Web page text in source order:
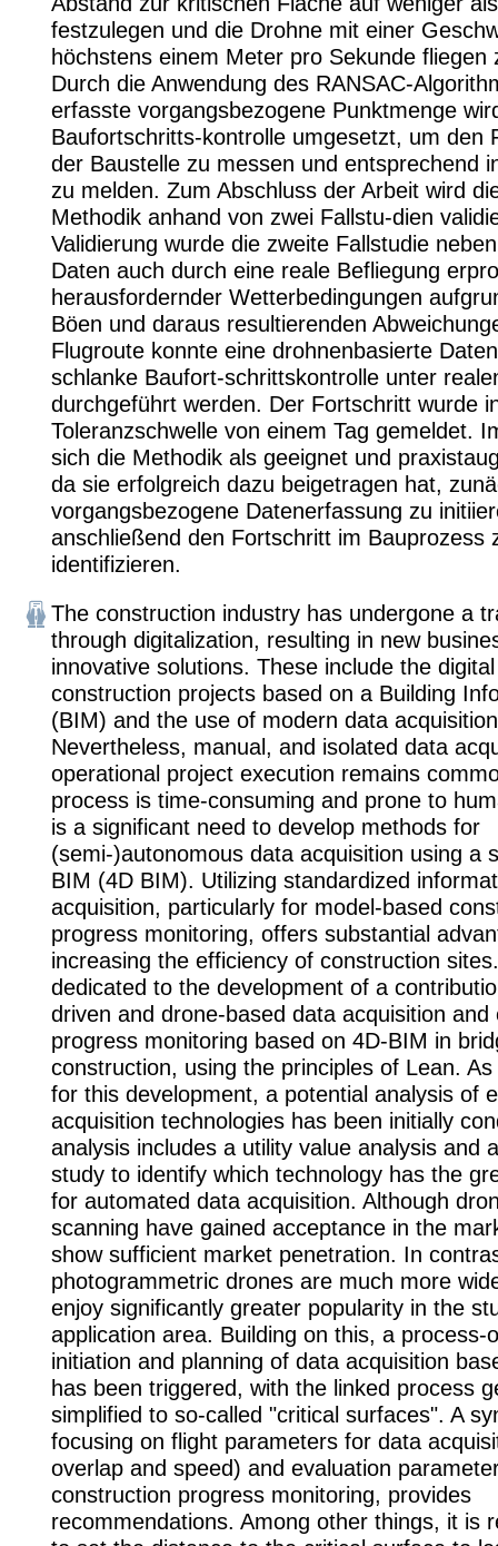
festzulegen und die Drohne mit einer
höchstens einem Meter pro Sekunde fliegen
Durch die Anwendung des RANSAC-
erfasste vorgangsbezogene Punktmenge
Baufortschritts-kontrolle umgesetzt, um den
der Baustelle zu messen und entsprechend
zu melden. Zum Abschluss der Arbeit wird
Methodik anhand von zwei Fallstu-dien
Validierung wurde die zweite Fallstudie
Daten auch durch eine reale Befliegung
herausfordernder Wetterbedingungen
Böen und daraus resultierenden
Flugroute konnte eine drohnenbasierte
schlanke Baufort-schrittskontrolle unter
durchgeführt werden. Der Fortschritt wurde
Toleranzschwelle von einem Tag gemeldet.
sich die Methodik als geeignet und
da sie erfolgreich dazu beigetragen hat,
vorgangsbezogene Datenerfassung zu
anschließend den Fortschritt im Bauprozess
identifizieren.
The construction industry has undergone a
through digitalization, resulting in new
innovative solutions. These include the
construction projects based on a Building
(BIM) and the use of modern data
Nevertheless, manual, and isolated data
operational project execution remains
process is time-consuming and prone to
is a significant need to develop methods for
(semi-)autonomous data acquisition using a
BIM (4D BIM). Utilizing standardized
acquisition, particularly for model-based
progress monitoring, offers substantial
increasing the efficiency of construction
dedicated to the development of a
driven and drone-based data acquisition and
progress monitoring based on 4D-BIM in
construction, using the principles of Lean.
for this development, a potential analysis of
acquisition technologies has been initially
analysis includes a utility value analysis and
study to identify which technology has the
for automated data acquisition. Although
scanning have gained acceptance in the
show sufficient market penetration. In
photogrammetric drones are much more
enjoy significantly greater popularity in the
application area. Building on this, a process-
initiation and planning of data acquisition
has been triggered, with the linked process
simplified to so-called "critical surfaces". A
focusing on flight parameters for data
overlap and speed) and evaluation
construction progress monitoring, provides
recommendations. Among other things, it is